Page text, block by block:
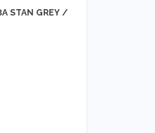
STAN GREY /